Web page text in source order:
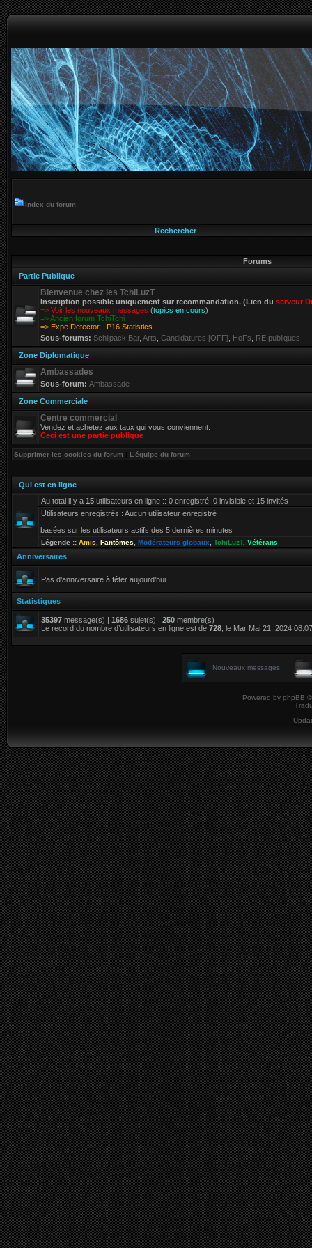
Index du forum
Rechercher
Forums
Partie Publique
Bienvenue chez les TchiLuzT
Inscription possible uniquement sur recommandation. (Lien du serveur
=> Voir les nouveaux messages (topics en cours)
=> Ancien forum TchiTchi
=> Expe Detector - P16 Statistics
Sous-forums: Schlipack Bar, Arts Candidatures [OFF] HoFs RE publiques
Zone Diplomatique
Ambassades
Sous-forum: Ambassade
Zone Commerciale
Centre commercial
Vendez et achetez aux taux qui vous conviennent.
Ceci est une partie publique
Supprimer les cookies du forum | L’équipe du forum
Qui est en ligne
Au total il y a 15 utilisateurs en ligne :: 0 enregistré, 0 invisible et 15 invités
Utilisateurs enregistrés : Aucun utilisateur enregistré
basées sur les utilisateurs actifs des 5 dernières minutes
Légende :: Amis Fantômes Modérateurs globaux TchiLuzT, Vétérans
Anniversaires
Pas d’anniversaire à fêter aujourd’hui
Statistiques
35397 message(s) | 1686 sujet(s) | 250 membre(s)
Le record du nombre d’utilisateurs en ligne est de 728 , le Mar Mai 21, 2024 08:07
Nouveaux messages
Powered by phpBB